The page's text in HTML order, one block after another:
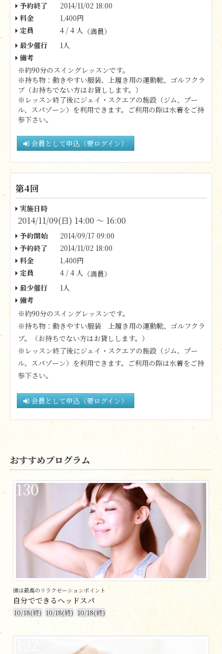
予約終了
2014/11/02 18:00
料金
1,400円
定員
4 / 4 人 （満員）
最少催行
1人
備考
※約90分のスイングレッスンです。
※持ち物：動きやすい服装、 上履き用の運動靴、ゴルフクラ
ブ（お持ちでない方はお貸しします。）
※レッスン終了後にジェイ・スクエアの施設（ジム、プー
ル、スパゾーン）を利用できます。ご利用の際は水着をご持
参下さい。
会員として申込（要ログイン）
第4回
実施日時
2014/11/09(日) 14:00 〜 16:00
予約開始
2014/09/17 09:00
予約終了
2014/11/02 18:00
料金
1,400円
定員
4 / 4 人 （満員）
最少催行
1人
備考
※約90分のスイングレッスンです。
※持ち物：動きやすい服装 上履き用の運動靴、ゴルフクラ
ブ。（お持ちでない方はお貸しします。）
※レッスン終了後にジェイ・スクエアの施設（ジム、プー
ル、スパゾーン）を利用できます。ご利用の際は水着をご持
参下さい。
会員として申込（要ログイン）
おすすめプログラム
130
頭は最高のリラクゼーションポイント
自分でできるヘッドスパ
10/18(終) 10/18(終) 10/18(終)